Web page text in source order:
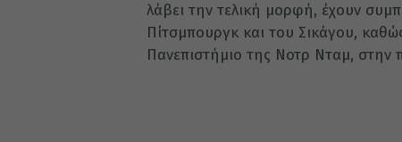
λάβει την τελική μορφή, έχουν
Πίτσμπουργκ και του Σικάγου,
Πανεπιστήμιο της Νοτρ Νταμ, στην